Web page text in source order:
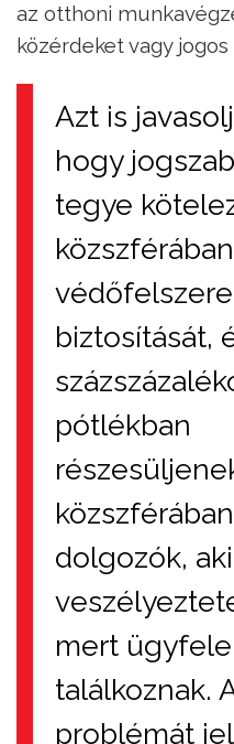
az otthoni
közérdeket vagy
Azt is
hogy
tegye
biztosítását,
pótlékban
közszférában
dolgozók,
mert
találkoznak.
problémát